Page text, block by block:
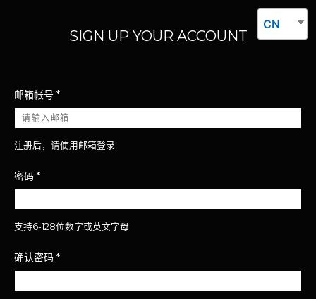
CN
SIGN UP YOUR ACCOUNT
邮箱帐号 *
注册后，请使用邮箱登录
密码 *
支持6-128位数字或英文字母
确认密码 *